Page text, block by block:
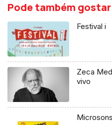
Pode também gostar
Festival i
Zeca
vivo